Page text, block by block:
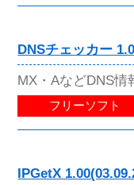
DNSチェッカー
MX・AなどDNS情
フリーソフト
IPGetX